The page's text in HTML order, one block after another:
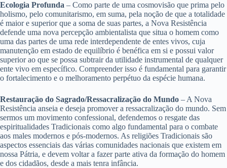
Ecologia Profunda – Como parte de uma cosmovisão que prima pelo
holismo, pelo comunitarismo, em suma, pela noção de que a totalidade
é maior e superior que a soma de suas partes, a Nova Resistência
defende uma nova percepção ambientalista que situa o homem como
uma das partes de uma rede interdependente de entes vivos, cuja
manutenção em estado de equilíbrio é benéfica em si e possui valor
superior ao que se possa subtrair da utilidade instrumental de qualquer
ente vivo em específico. Compreender isso é fundamental para garantir
o fortalecimento e o melhoramento perpétuo da espécie humana.
Restauração do Sagrado/Ressacralização do Mundo – A Nova
Resistência anseia e deseja promover a ressacralização do mundo. Sem
sermos um movimento confessional, defendemos o resgate das
espiritualidades Tradicionais como algo fundamental para o combate
aos males modernos e pós-modernos. As religiões Tradicionais são
aspectos essenciais das várias comunidades nacionais que existem em
nossa Pátria, e devem voltar a fazer parte ativa da formação do homem
e dos cidadãos, desde a mais tenra infância.